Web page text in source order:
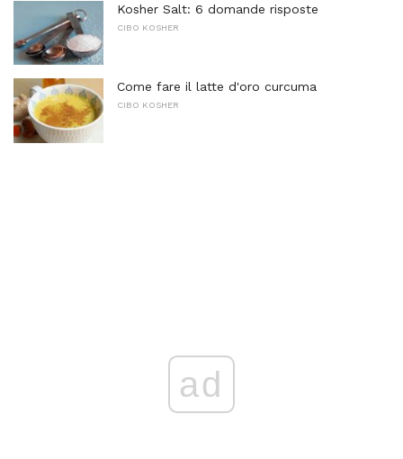
Kosher Salt: 6 domande risposte
CIBO KOSHER
Come fare il latte d'oro curcuma
CIBO KOSHER
ad